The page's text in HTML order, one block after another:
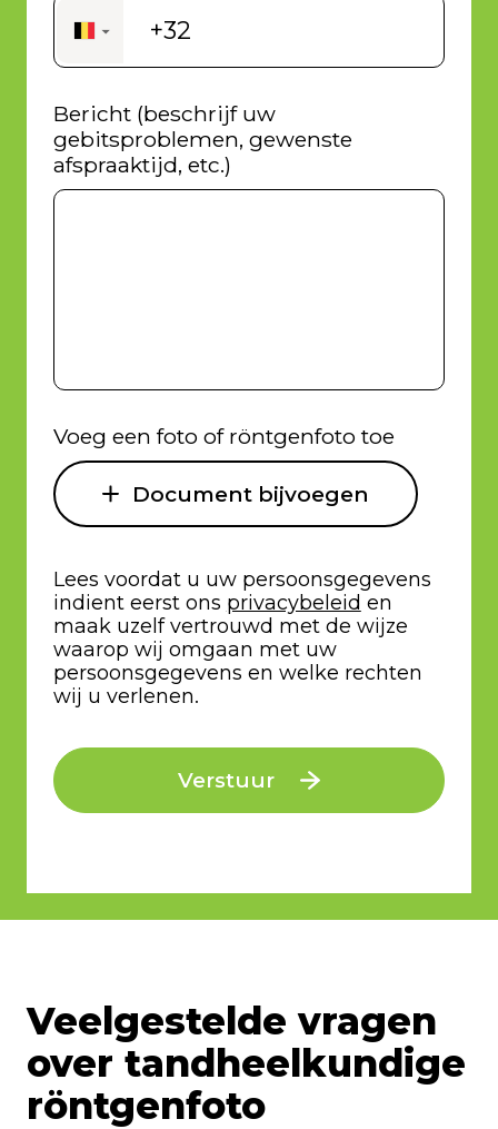
▼ +32
Bericht (beschrijf uw
gebitsproblemen, gewenste
afspraaktijd, etc.)
Voeg een foto of röntgenfoto toe
Document bijvoegen
Lees voordat u uw persoonsgegevens
indient eerst ons privacybeleid en
maak uzelf vertrouwd met de wijze
waarop wij omgaan met uw
persoonsgegevens en welke rechten
wij u verlenen.
Verstuur
Veelgestelde vragen
over tandheelkundige
röntgenfoto